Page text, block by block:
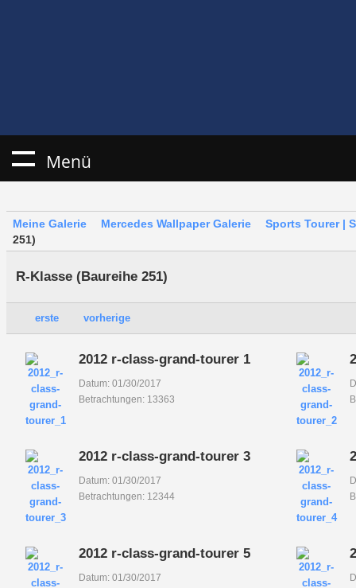
Menü
Meine Galerie Mercedes Wallpaper Galerie
Sports Tourer |
251)
R-Klasse (Baureihe 251)
erste vorherige
2012 r-class-grand-tourer 1
Datum: 01/30/2017
Betrachtungen: 13363
2012 r-class-grand-tourer 3
Datum: 01/30/2017
Betrachtungen: 12344
2012 r-class-grand-tourer 5
Datum: 01/30/2017